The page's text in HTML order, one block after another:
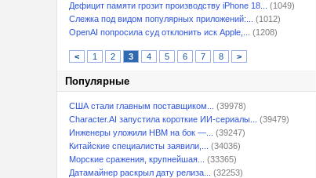
Дефицит памяти грозит производству iPhone 18...
(1049)
Слежка под видом популярных приложений:...
(1012)
OpenAI попросила суд отклонить иск Apple,...
(1208)
< 1 2 3 4 5 6 7 8 >
Популярные
США стали главным поставщиком...
(39978)
Character.AI запустила короткие ИИ-сериалы...
(39479)
Инженеры уложили HBM на бок —...
(39247)
Китайские специалисты заявили,...
(34036)
Морские сражения, крупнейшая...
(33365)
Датамайнер раскрыл дату релиза...
(32253)